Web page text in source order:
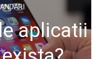
aplicatii